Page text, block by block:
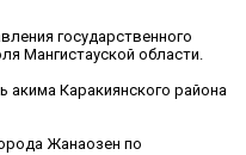
государственного
Мангистауской области.
Каракиянского района
Жанаозен по